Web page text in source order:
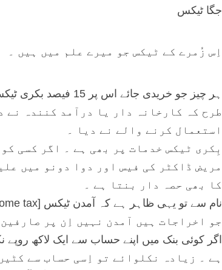
جگا ٹیکس
اِس زُمرے کے ٹیکس جو میرے علم میں ہیں ۔
طرح کہ کارخانہ دار یا درآمد کنندہ نے
استعمال کرنے والے نے دیا ۔
بِکری ٹیکس خدمات پر بھی ہے ۔ اگر کسی
مریض ڈاکٹر کی فیس اور دوا دونو میں
کا بھی حصہ دار بنتا ہے ۔
جو اخراجات ہیں آمدن نہیں اِن پر
ہے ۔ زیادہ نکلوائے تو اِسی حساب سے کٹیں